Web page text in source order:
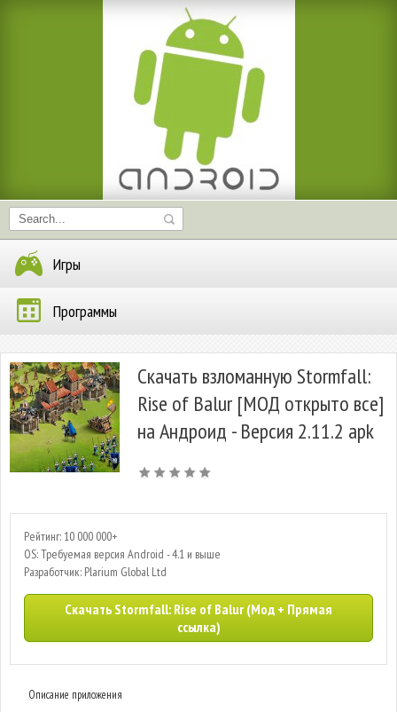
Игры
Программы
Скачать взломанную Stormfall:
Rise of Balur [МОД открыто все]
на Андроид - Версия 2.11.2 apk
Рейтинг: 10 000 000+
OS: Требуемая версия Android - 4.1 и выше
Разработчик: Plarium Global Ltd
Скачать Stormfall: Rise of Balur (Мод + Прямая
ссылка)
Описание приложения